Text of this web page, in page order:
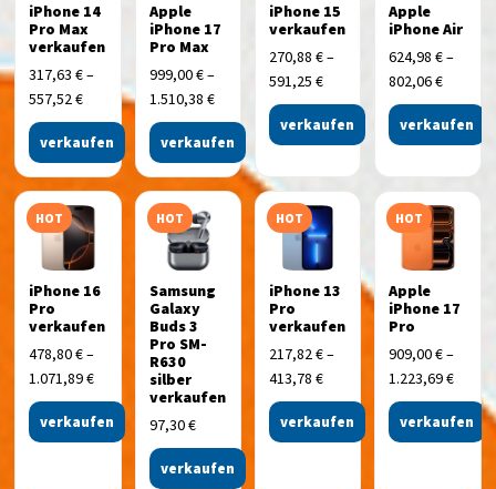
iPhone 14
Pro Max
verkaufen
317,63€–
557,52€
verkaufen
Apple
iPhone 17
Pro Max
999,00€–
1.510,38 €
verkaufen
iPhone 15
verkaufen
270,88 €–
591,25 €
verkaufen
Apple
iPhone Air
624,98€–
802,06€
verkaufen
HOT
iPhone 16
Pro
verkaufen
478,80€–
1.071,89€
verkaufen
HOT
Samsung
Galaxy
Buds 3
Pro SM-
R630
silber
verkaufen
97,30€
verkaufen
HOT
iPhone 13
Pro
verkaufen
217,82€–
413,78 €
verkaufen
HOT
Apple
iPhone 17
Pro
909,00€–
1.223,69€
verkaufen